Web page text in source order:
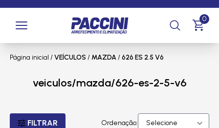
0
Página inicial /VEÍCULOS / MAZDA/626 ES 2.5 V6
veiculos/mazda/626-es-2-5-v6
FILTRAR Ordenação: